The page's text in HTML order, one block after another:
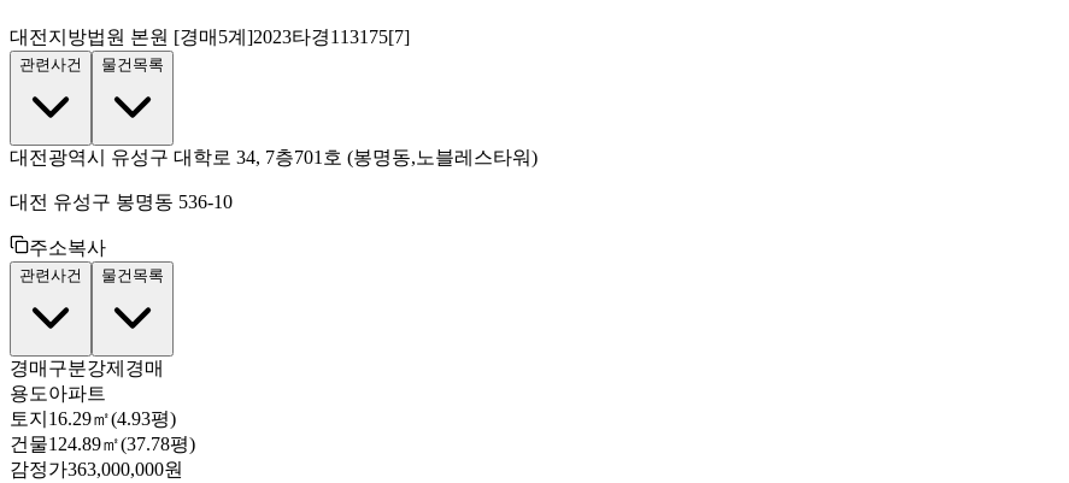
대전지방법원 본원 [경매5계]2023타경113175[7]
관련사건 물건목록
대전광역시 유성구 대학로 34, 7층701호 (봉명동,노블레스타워)
대전 유성구 봉명동 536-10
주소복사
관련사건 물건목록
경매구분강제경매
용도아파트
토지 16.29㎡(4.93평)
건물124.89㎡(37.78평)
감정가363,000,000원